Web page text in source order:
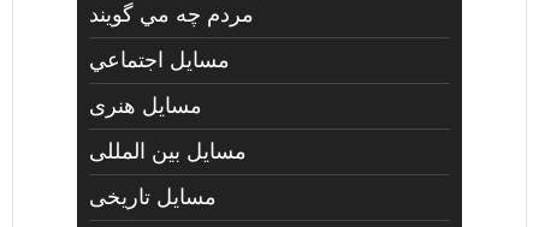
مردم چه مي گويند
مسايل اجتماعي
مسايل هنری
مسایل بین المللی
مسایل تاریخی